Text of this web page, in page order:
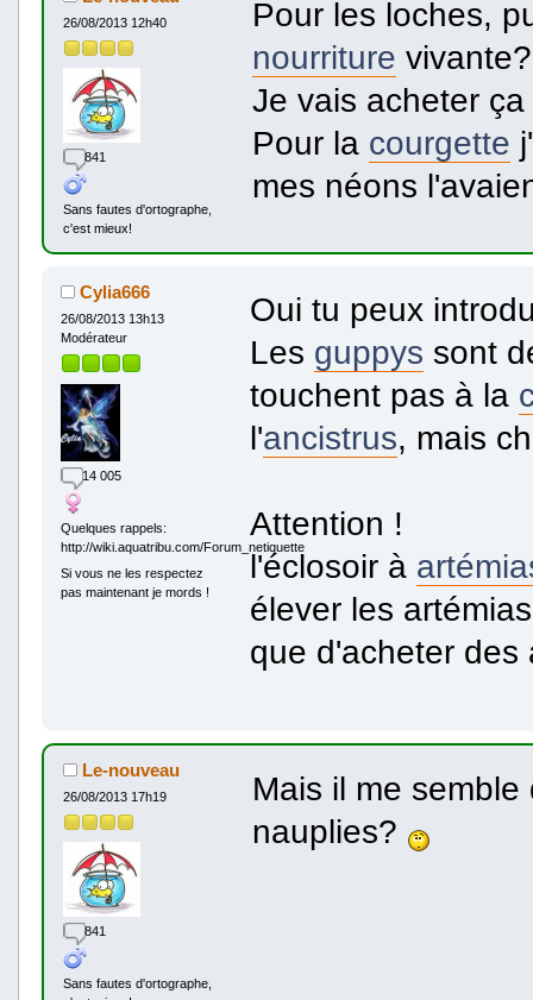
26/08/2013 12h40
841
Sans fautes d'ortographe,
c'est mieux!
Pour les loches,
nourriture vivante?
Je vais acheter
Pour la courgette
mes néons
Cylia666
26/08/2013 13h13
Modérateur
14 005
Quelques rappels:
http://wiki.aquatribu.com/Forum_netiquette
Si vous ne les respectez
pas maintenant je mords !
Oui tu peux
Les guppys sont
touchent pas à la
l'ancistrus, mais
Attention !
l'éclosoir à
élever les
que d'acheter des
Le-nouveau
26/08/2013 17h19
841
Sans fautes d'ortographe,
Mais il me
nauplies?